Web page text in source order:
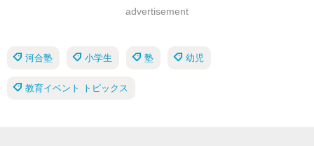
advertisement
河合塾 小学生 塾 幼児
教育イベント トピックス